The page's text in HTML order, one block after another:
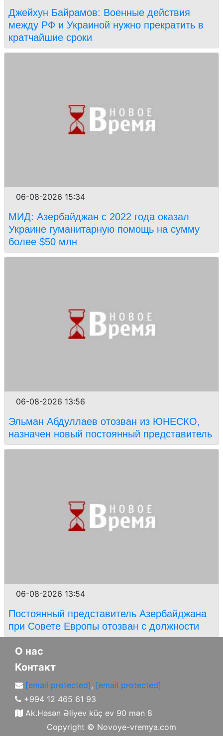
Джейхун Байрамов: Военные действия
между РФ и Украиной нужно прекратить в
кратчайшие сроки
06-08-2026 15:34
МИД: Азербайджан с 2022 года оказал
Украине гуманитарную помощь на сумму
более $50 млн
06-08-2026 13:56
Эльман Абдуллаев отозван из ЮНЕСКО,
назначен новый постоянный представитель
06-08-2026 13:54
Постоянный представитель Азербайджана
при Совете Европы отозван с должности
О нас
Контакт
[email protected], [email protected]
+994 12 465 61 93
Ak.Həsən Əliyev küç ev 90 mən 8
Copyright © Novoye-vremya.com